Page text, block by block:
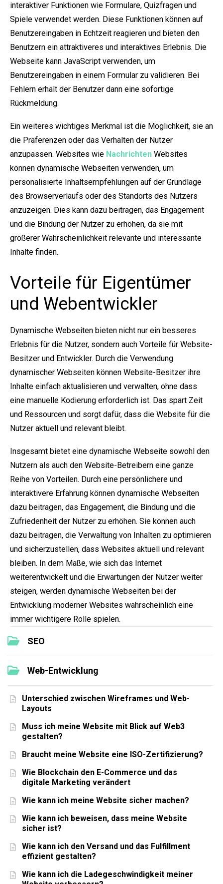
SEO
Web-Entwicklung
Unterschied zwischen Wireframes und Web-
Layouts
Muss ich meine Website mit Blick auf Web3
gestalten?
Braucht meine Website eine ISO-Zertifizierung?
Wie Blockchain den E-Commerce und das
digitale Marketing verändert
Wie kann ich meine Website sicher machen?
Wie kann ich beweisen, dass meine Website
sicher ist?
Wie kann ich den Versand und das Fulfillment
effizient gestalten?
Wie kann ich die Ladegeschwindigkeit meiner
interaktiver Funktionen wie Formulare, Quizfragen und
Spiele verwendet werden. Diese Funktionen können auf
Benutzereingaben in Echtzeit reagieren und bieten den
Benutzern ein attraktiveres und interaktives Erlebnis. Die
Webseite kann JavaScript verwenden, um
Benutzereingaben in einem Formular zu validieren. Bei
Fehlern erhält der Benutzer dann eine sofortige
Rückmeldung.
Ein weiteres wichtiges Merkmal ist die Möglichkeit, sie an
die Präferenzen oder das Verhalten der Nutzer
anzupassen. Websites wie Nachrichten Websites
können dynamische Webseiten verwenden, um
personalisierte Inhaltsempfehlungen auf der Grundlage
des Browserverlaufs oder des Standorts des Nutzers
anzuzeigen. Dies kann dazu beitragen, das Engagement
und die Bindung der Nutzer zu erhöhen, da sie mit
größerer Wahrscheinlichkeit relevante und interessante
Inhalte finden.
Vorteile für Eigentümer
und Webentwickler
Dynamische Webseiten bieten nicht nur ein besseres
Erlebnis für die Nutzer, sondern auch Vorteile für Website-
Besitzer und Entwickler. Durch die Verwendung
dynamischer Webseiten können Website-Besitzer ihre
Inhalte einfach aktualisieren und verwalten, ohne dass
eine manuelle Kodierung erforderlich ist. Das spart Zeit
und Ressourcen und sorgt dafür, dass die Website für die
Nutzer aktuell und relevant bleibt.
Insgesamt bietet eine dynamische Webseite sowohl den
Nutzern als auch den Website-Betreibern eine ganze
Reihe von Vorteilen. Durch eine persönlichere und
interaktivere Erfahrung können dynamische Webseiten
dazu beitragen, das Engagement, die Bindung und die
Zufriedenheit der Nutzer zu erhöhen. Sie können auch
dazu beitragen, die Verwaltung von Inhalten zu optimieren
und sicherzustellen, dass Websites aktuell und relevant
bleiben. In dem Maße, wie sich das Internet
weiterentwickelt und die Erwartungen der Nutzer weiter
steigen, werden dynamische Webseiten bei der
Entwicklung moderner Websites wahrscheinlich eine
immer wichtigere Rolle spielen.